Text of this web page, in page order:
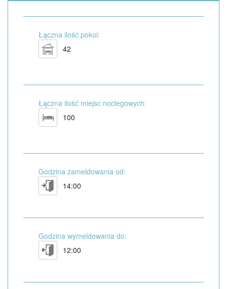
Łączna ilość pokoi:
42
Łączna ilość miejsc noclegowych:
100
Godzina zameldowania od:
14:00
Godzina wymeldowania do:
12:00